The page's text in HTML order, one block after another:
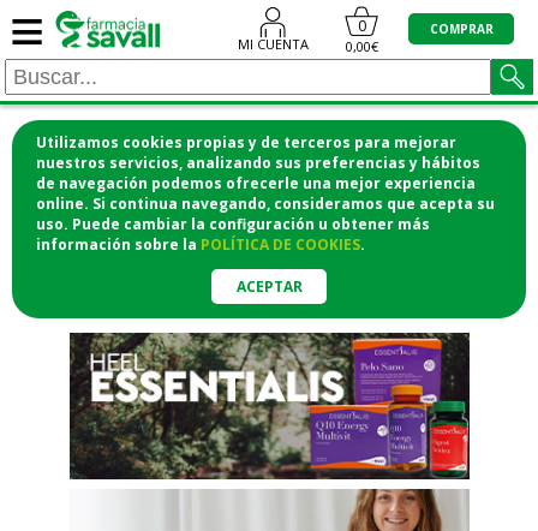
Utilizamos cookies propias y de terceros para mejorar
nuestros servicios, analizando sus preferencias y hábitos
de navegación podemos ofrecerle una mejor experiencia
online. Si continua navegando, consideramos que acepta su
uso. Puede cambiar la configuración u obtener más
información sobre la POLÍTICA DE COOKIES.
ACEPTAR
≡ MI CUENTA
0
0,00€
COMPRAR
¡COMPRA CÓMODAMENTE
DESDE CASA Y RECOGE EN LA
FARMACIA!o si lo prefieres te lo mandamos
a casa